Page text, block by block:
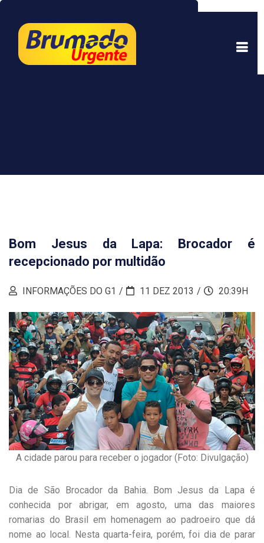
experiência. Ao continuar a navegar, você está
de acordo com isso.Saber mais.
Bom Jesus da Lapa: Brocador é
recepcionado por multidão
INFORMAÇÕES DO G1 11 DEZ 2013 20:39H
A cidade parou para receber o jogador (Foto: Divulgação)
Dia de São Brocador da Bahia. Bom Jesus da Lapa é
conhecida por abrigar, em agosto, uma das maiores
romarias do Brasil em homenagem ao padroeiro que dá
nome ao local. Nesta quarta-feira, porém, foi dia de parar